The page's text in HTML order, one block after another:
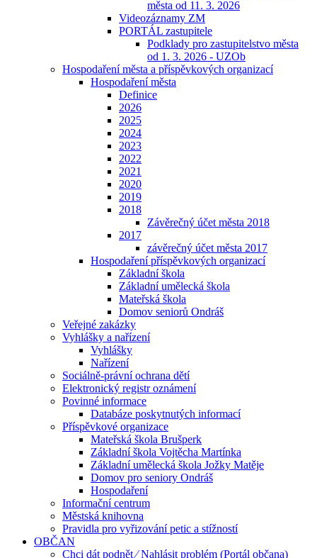
města od 11. 3. 2026
Videozáznamy ZM
PORTÁL zastupitele
Podklady pro zastupitelstvo města
od 1. 3. 2026 - UZOb
Hospodaření města a příspěvkových organizací
Hospodaření města
Definice
2026
2025
2024
2023
2022
2021
2020
2019
2018
Závěrečný účet města 2018
2017
závěrečný účet města 2017
Hospodaření příspěvkových organizací
Základní škola
Základní umělecká škola
Mateřská škola
Domov seniorů Ondráš
Veřejné zakázky
Vyhlášky a nařízení
Vyhlášky
Nařízení
Sociálně-právní ochrana dětí
Elektronický registr oznámení
Povinné informace
Databáze poskytnutých informací
Příspěvkové organizace
Mateřská škola Brušperk
Základní škola Vojtěcha Martínka
Základní umělecká škola Jožky Matěje
Domov pro seniory Ondráš
Hospodaření
Informační centrum
Městská knihovna
Pravidla pro vyřizování petic a stížností
OBČAN
Chci dát podnět ⁄ Nahlásit problém (Portál občana)